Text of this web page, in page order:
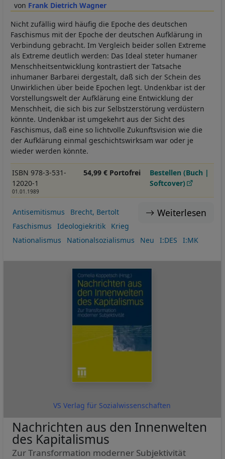
Frank Dietrich Wagner
Nicht zufällig wird häufig die Epoche des deutschen
Faschismus mit der Epoche der deutschen Aufklärung in
Verbindung gebracht. Im Vergleich beider sollen Extreme
als Extreme deutlich werden: Das Ideal steter humaner
Menschheitsentwicklung kontrastiert der Tatsache
inhumaner Barbarei dergestalt, daß sich der Schein des
Unwirklichen über beide Epochen legt. Undenkbar ist der
Vorstellungswelt der Aufklärung eine Entwicklung der
Menschheit, die sich bis zur Selbstzerstörung verdüstern
könnte. Undenkbar ist umgekehrt aus der Sicht des
Faschismus, daß eine so lichtvolle Zukunftsvision wie die
der Aufklärung einmal geschichtswirksam war oder je
wieder werden könnte.
ISBN 978-3-531-
12020-1
01.01.1989
54,99 € Portofrei
Bestellen (Buch |
Softcover)
Weiterlesen
Antisemitismus
Brecht, Bertolt
Faschismus
Ideologiekritik
Krieg
Nationalismus
Nationalsozialismus Neu I:DES I:MK
VS Verlag für Sozialwissenschaften
Nachrichten aus den Innenwelten
des Kapitalismus
Zur Transformation moderner Subjektivität